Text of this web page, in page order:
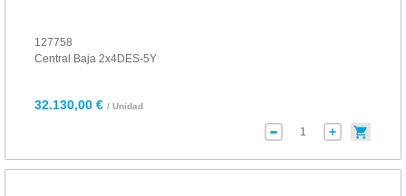
127758
Central Baja 2x4DES-5Y
32.130,00 € / Unidad